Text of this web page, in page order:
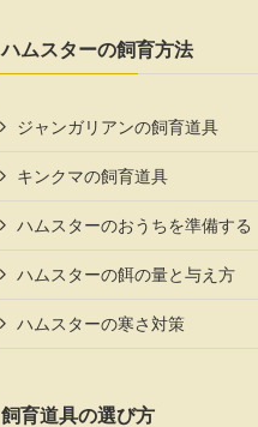
ハムスターの飼育方法
ジャンガリアンの飼育道具
キンクマの飼育道具
ハムスターのおうちを準備する
ハムスターの餌の量と与え方
ハムスターの寒さ対策
飼育道具の選び方